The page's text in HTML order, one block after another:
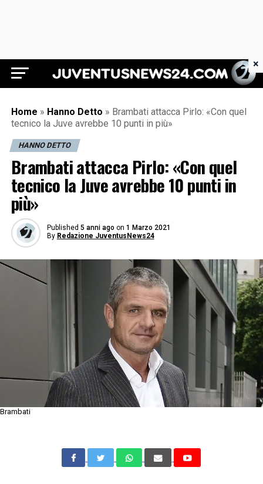
Juventus News 24
Home » Hanno Detto » Brambati attacca Pirlo: «Con quel
tecnico la Juve avrebbe 10 punti in più»
HANNO DETTO
Brambati attacca Pirlo: «Con quel
tecnico la Juve avrebbe 10 punti in
più»
Published 5 anni ago on 1 Marzo 2021
By Redazione JuventusNews24
Brambati
×